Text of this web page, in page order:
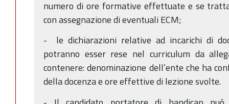
numero di ore formative effettuate e se
con assegnazione di eventuali ECM;
- le dichiarazioni relative ad incarichi di
potranno esser rese nel curriculum da
contenere: denominazione dell’ente che ha
della docenza e ore effettive di lezione svolte.